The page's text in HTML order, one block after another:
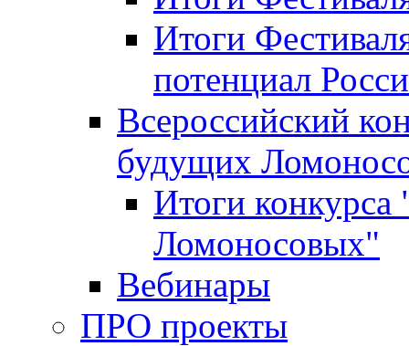
Итоги
потенциал
Всероссийский
будущих
Итоги
Ломоносовых"
Вебинары
ПРО проекты